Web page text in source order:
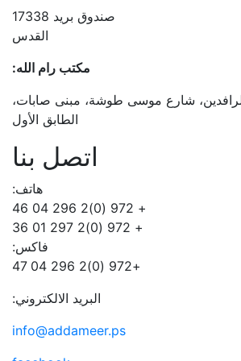
صندوق بريد 17338
القدس
مكتب رام الله:
الرافدين، شارع موسى طوشة، مبنى صابات،
الطابق الأول
اتصل بنا
هاتف:
+ 972 (0)2 296 04 46
+ 972 (0)2 297 01 36
فاكس:
+972 (0)2 296 04 47
البريد الالكتروني:
info@addameer.ps